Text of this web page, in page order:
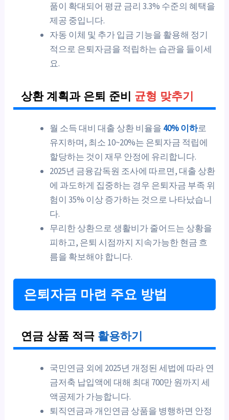
품이 확대되어 평균 금리 3.3% 수준의 혜택을
제공 중입니다.
자동 이체 및 추가 입금 기능을 활용해 정기
적으로 은퇴자금을 적립하는 습관을 들이세
요.
상환 계획과 은퇴 준비 균형 맞추기
월 소득 대비 대출 상환 비율을 40% 이하로
유지하며, 최소 10~20%는 은퇴자금 적립에
할당하는 것이 재무 안정에 유리합니다.
2025년 금융감독원 조사에 따르면, 대출 상환
에 과도하게 집중하는 경우 은퇴자금 부족 위
험이 35% 이상 증가하는 것으로 나타났습니
다.
무리한 상환으로 생활비가 줄어드는 상황을
피하고, 은퇴 시점까지 지속가능한 현금 흐
름을 확보해야 합니다.
은퇴자금 마련 주요 방법
연금 상품 적극 활용하기
국민연금 외에 2025년 개정된 세법에 따라 연
금저축 납입액에 대해 최대 700만 원까지 세
액공제가 가능합니다.
퇴직연금과 개인연금 상품을 병행하면 안정